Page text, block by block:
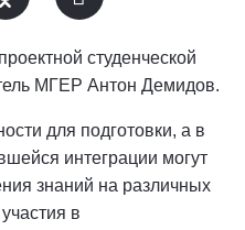
студенческой
МГЕР Антон Демидов.
для подготовки, а в
интеграции могут
знаний на различных
в